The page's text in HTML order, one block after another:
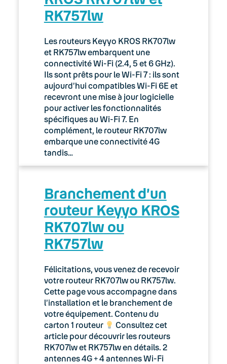
03. Accès Internet
04. Téléphonie fixe
05. Téléphonie Mobile
06. Cybersécurité
Keyyo Connect
Keyyo Visio
RK757lw
Les routeurs Keyyo KROS RK707lw
et RK757lw embarquent une
connectivité Wi-Fi (2.4, 5 et 6 GHz).
Ils sont prêts pour le Wi-Fi 7 : ils sont
aujourd’hui compatibles Wi-Fi 6E et
recevront une mise à jour logicielle
pour activer les fonctionnalités
spécifiques au Wi-Fi 7. En
complément, le routeur RK707lw
embarque une connectivité 4G
tandis…
Branchement d’un
routeur Keyyo KROS
RK707lw ou
RK757lw
Félicitations, vous venez de recevoir
votre routeur RK707lw ou RK757lw.
Cette page vous accompagne dans
l’installation et le branchement de
votre équipement. Contenu du
carton 1 routeur
Consultez cet
article pour découvrir les routeurs
RK707lw et RK757lw en détails. 2
antennes 4G + 4 antennes Wi-Fi